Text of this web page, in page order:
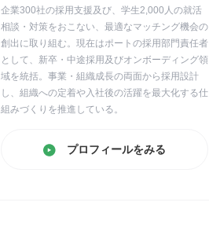
企業300社の採用支援及び、学生2,000人の就活
相談・対策をおこない、最適なマッチング機会の
創出に取り組む。現在はポートの採用部門責任者
として、新卒・中途採用及びオンボーディング領
域を統括。事業・組織成長の両面から採用設計
し、組織への定着や入社後の活躍を最大化する仕
組みづくりを推進している。
プロフィールをみる